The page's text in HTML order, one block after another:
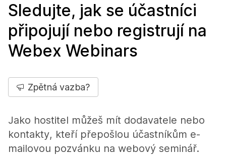
Sledujte, jak se účastníci
připojují nebo registrují na
Webex Webinars
Zpětná vazba?
Jako hostitel můžeš mít dodavatele nebo
kontakty, kteří přepošlou účastníkům e-
mailovou pozvánku na webový seminář.